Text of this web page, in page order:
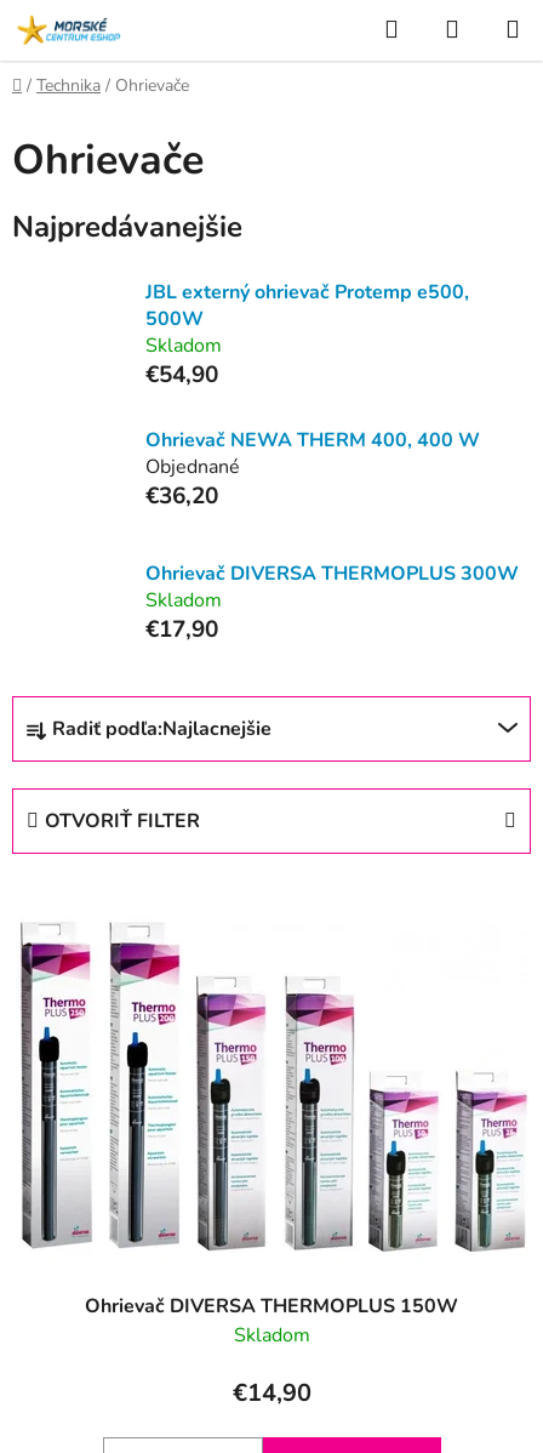
Prejsť
na
obsah
Hľadať
KOŠÍK
Domov
/ Technika / Ohrievače
Ohrievače
Najpredávanejšie
JBL externý ohrievač Protemp e500,
500W
Skladom
€54,90
Ohrievač NEWA THERM 400, 400 W
Objednané
€36,20
Ohrievač DIVERSA THERMOPLUS 300W
Skladom
€17,90
R
d
p
r
o
d
u
k
o
v
Radiť podľa:Najlacnejšie
OTVORIŤ FILTER
ý
p
s
p
o
d
u
k
Ohrievač DIVERSA THERMOPLUS 150W
Skladom
€14,90